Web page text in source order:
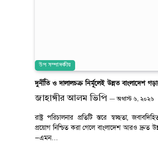
উপ সম্পাদকীয়
দুর্নীতি ও দালালচক্র নির্মূলেই উন্নত বাংলাদেশ
জাহাঙ্গীর আলম ভিপি অগাস্ট ৬, ২০২৬
রাষ্ট্র পরিচালনার প্রতিটি স্তরে স্বচ্ছতা,
প্রয়োগ নিশ্চিত করা গেলে বাংলাদেশ আরও দ্রুত
—এমন…